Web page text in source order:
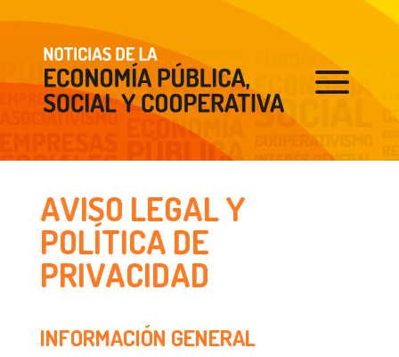
AVISO LEGAL Y
POLÍTICA DE
PRIVACIDAD
INFORMACIÓN GENERAL